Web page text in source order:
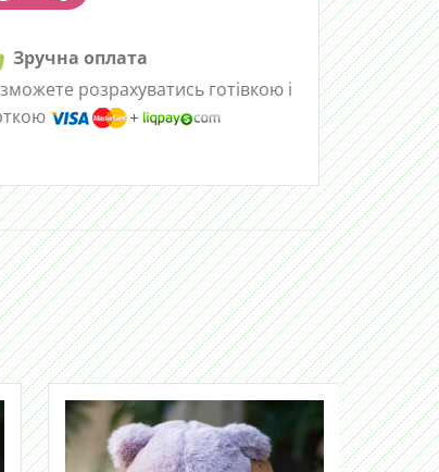
Зручна оплата
розрахуватись готівкою і